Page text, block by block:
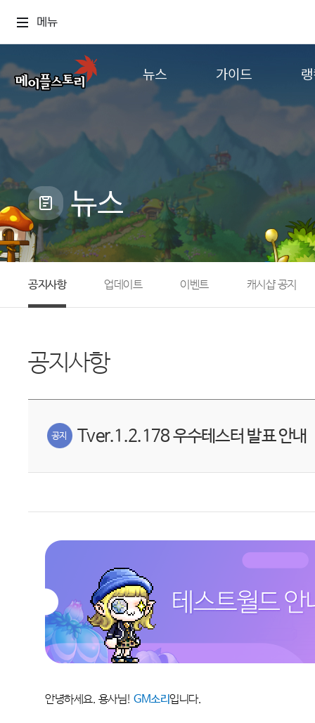
메뉴
뉴스
공지사항
업데이트
캐시샵 공지
메이플 알림판
with maple
가이드
게임정보
직업소개
확률형 아이템
NEXON NOW
뉴스
공지사항 업데이트 이벤트 캐시샵 공지
공지사항
Tver.1.2.178 우수테스터 발표 안내
안녕하세요. 용사님!GM소리입니다.